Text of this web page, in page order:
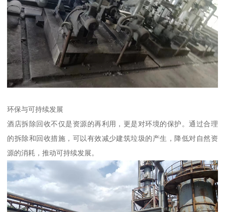
环保与可持续发展
酒店拆除回收不仅是资源的再利用，更是对环境的保护。通过合理
的拆除和回收措施，可以有效减少建筑垃圾的产生，降低对自然资
源的消耗，推动可持续发展。